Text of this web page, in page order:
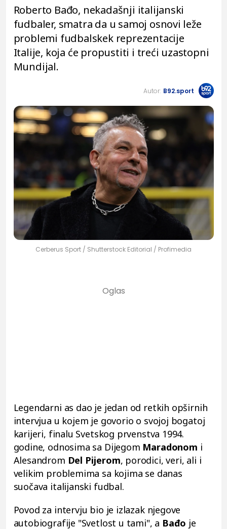
Roberto Bađo, nekadašnji italijanski
fudbaler, smatra da u samoj osnovi leže
problemi fudbalskek reprezentacije
Italije, koja će propustiti i treći uzastopni
Mundijal.
Autor: B92.sport
Cerberus Sport / Shutterstock Editorial / Profimedia
Legendarni as dao je jedan od retkih opširnih
intervjua u kojem je govorio o svojoj bogatoj
karijeri, finalu Svetskog prvenstva 1994.
godine, odnosima sa Dijegom Maradonom i
Alesandrom Del Pijerom, porodici, veri, ali i
velikim problemima sa kojima se danas
suočava italijanski fudbal.
Povod za intervju bio je izlazak njegove
autobiografije "Svetlost u tami", a Bađo je